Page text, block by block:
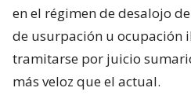
en el régimen de desalojo
de usurpación u ocupación
tramitarse por juicio
más veloz que el actual.